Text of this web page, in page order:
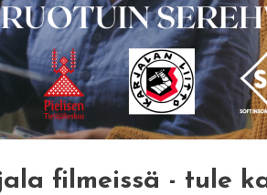
filmeissä - tule